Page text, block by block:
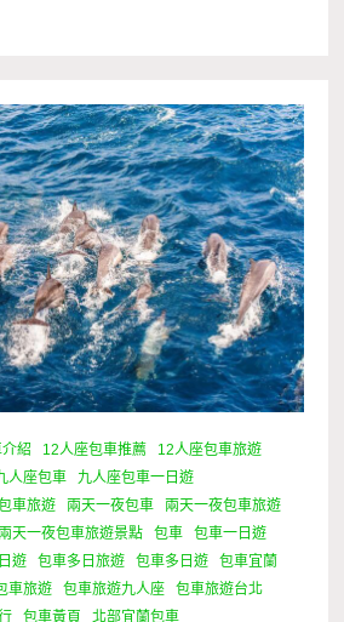
紹 12人座包車推薦
12人座包車旅遊
人座包車
九人座包車一日遊
車旅遊 兩天一夜包車
兩天一夜包車旅遊
兩天一夜包車旅遊景點 包車
包車一日遊
遊 包車多日旅遊 包車多日遊
包車宜蘭
車旅遊 包車旅遊九人座
包車旅遊台北
包車黃頁
北部宜蘭包車